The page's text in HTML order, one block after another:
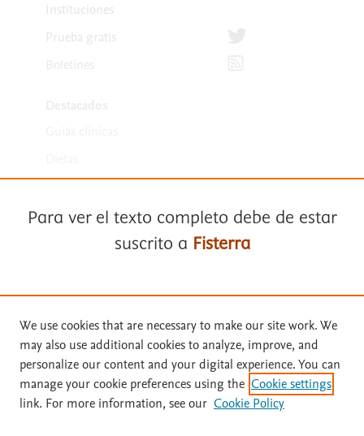
Instituciones
Prueba gratis
Términos y condiciones
Política de privacidad
Copyright ©2026Elsevier España SLU, sus licenciantes y
Para ver el texto completo debe de estar
suscrito a Fisterra
Solicite una prueba gratuita
We use cookies that are necessary to make our site work. We
may also use additional cookies to analyze, improve, and
personalize our content and your digital experience. You can
manage your cookie preferences using the Cookie settings
link. For more information, see our Cookie Policy